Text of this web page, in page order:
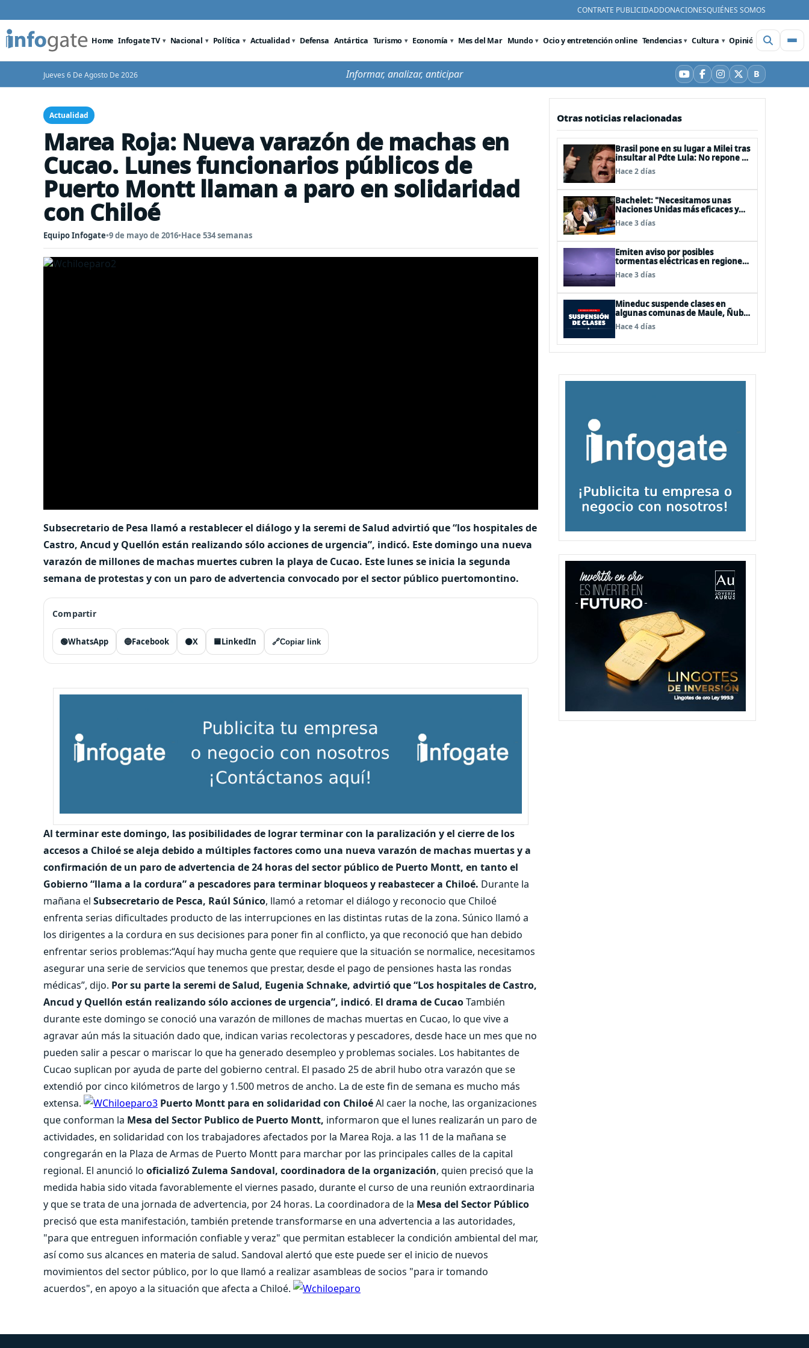
CONTRATE PUBLICIDADDONACIONESQUIÉNES SOMOS
Home Infogate TV Nacional Política Actualidad Defensa Antártica Turismo Economía Mes del Mar Mundo Ocio y entretención online Tendencias Cultura Opinión Videos
Jueves 6 De Agosto De 2026 Informar, analizar, anticipar YouTube
Facebook
Instagram
X BBluesky
Actualidad
Marea Roja: Nueva varazón de machas en
Cucao. Lunes funcionarios públicos de
Puerto Montt llaman a paro en solidaridad
con Chiloé
Equipo Infogate•9 de mayo de 2016•Hace 534 semanas
Subsecretario de Pesa llamó a restablecer el diálogo y la seremi de Salud advirtió que “los hospitales de
Castro, Ancud y Quellón están realizando sólo acciones de urgencia”, indicó. Este domingo una nueva
varazón de millones de machas muertes cubren la playa de Cucao. Este lunes se inicia la segunda
semana de protestas y con un paro de advertencia convocado por el sector público puertomontino.
Compartir
🟢WhatsApp 🔵Facebook ⚫X 🟦LinkedIn 🔗Copiar link
Al terminar este domingo, las posibilidades de lograr terminar con la paralización y el cierre de los
accesos a Chiloé se aleja debido a múltiples factores como una nueva varazón de machas muertas y a
confirmación de un paro de advertencia de 24 horas del sector público de Puerto Montt, en tanto el
Gobierno “llama a la cordura” a pescadores para terminar bloqueos y reabastecer a Chiloé. Durante la
mañana el Subsecretario de Pesca, Raúl Súnico, llamó a retomar el diálogo y reconocio que Chiloé
enfrenta serias dificultades producto de las interrupciones en las distintas rutas de la zona. Súnico llamó a
los dirigentes a la cordura en sus decisiones para poner fin al conflicto, ya que reconoció que han debido
enfrentar serios problemas:“Aquí hay mucha gente que requiere que la situación se normalice, necesitamos
asegurar una serie de servicios que tenemos que prestar, desde el pago de pensiones hasta las rondas
médicas”, dijo. Por su parte la seremi de Salud, Eugenia Schnake, advirtió que “Los hospitales de Castro,
Ancud y Quellón están realizando sólo acciones de urgencia”, indicó. El drama de CucaoTambién
durante este domingo se conoció una varazón de millones de machas muertas en Cucao, lo que vive a
agravar aún más la situación dado que, indican varias recolectoras y pescadores, desde hace un mes que no
pueden salir a pescar o mariscar lo que ha generado desempleo y problemas sociales. Los habitantes de
Cucao suplican por ayuda de parte del gobierno central. El pasado 25 de abril hubo otra varazón que se
extendió por cinco kilómetros de largo y 1.500 metros de ancho. La de este fin de semana es mucho más
extensa.
Puerto Montt para en solidaridad con ChiloéAl caer la noche, las organizaciones
que conforman la Mesa del Sector Publico de Puerto Montt, informaron que el lunes realizarán un paro de
actividades, en solidaridad con los trabajadores afectados por la Marea Roja. a las 11 de la mañana se
congregarán en la Plaza de Armas de Puerto Montt para marchar por las principales calles de la capital
regional. El anunció lo oficializó Zulema Sandoval, coordinadora de la organización, quien precisó que la
medida habia sido vitada favorablemente el viernes pasado, durante el curso de una reunión extraordinaria
y que se trata de una jornada de advertencia, por 24 horas. La coordinadora de la Mesa del Sector Público
precisó que esta manifestación, también pretende transformarse en una advertencia a las autoridades,
"para que entreguen información confiable y veraz" que permitan establecer la condición ambiental del mar,
así como sus alcances en materia de salud. Sandoval alertó que este puede ser el inicio de nuevos
movimientos del sector público, por lo que llamó a realizar asambleas de socios "para ir tomando
acuerdos", en apoyo a la situación que afecta a Chiloé.
Otras noticias relacionadas
Brasil pone en su lugar a Milei tras
insultar al Pdte Lula: No repone al
embajador en BBSS y rebaja la
relación bilateral
Hace 2 días
Bachelet: "Necesitamos unas
Naciones Unidas más eficaces y
cercanas a las personas"
Hace 3 días
Emiten aviso por posibles
tormentas eléctricas en regiones
de Los Lagos y Aysén
Hace 3 días
Mineduc suspende clases en
algunas comunas de Maule, Ñuble
y La Araucanía para este lunes
Hace 4 días